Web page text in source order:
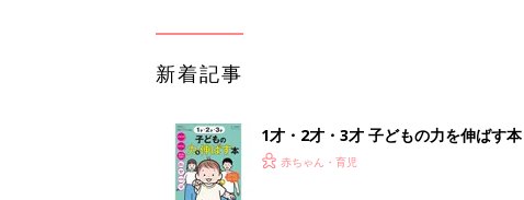
新着記事
1才・2才・3才 子どもの力を伸ばす本
赤ちゃん・育児